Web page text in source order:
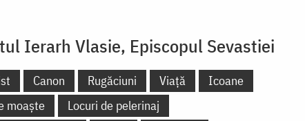
Ierarh Vlasie, Episcopul Sevastiei
Canon Rugăciuni Viață
Icoane
moaște
Locuri de pelerinaj